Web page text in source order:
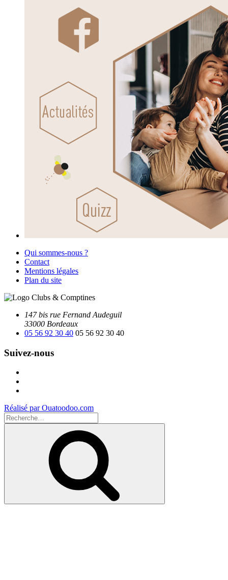
Qui sommes-nous ?
Contact
Mentions légales
Plan du site
147 bis rue Fernand Audeguil
33000 Bordeaux
05 56 92 30 40 05 56 92 30 40
Suivez-nous
Réalisé par Ouatoodoo.com
Recherche
pour